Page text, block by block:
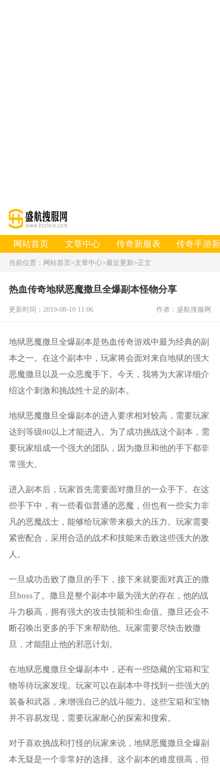
网站首页 文章中心 传奇新服表 传奇手游
当前位置： 网站首页>文章中心>最近更新>正文
热血传奇地狱恶魔撒旦全爆副本怪物分享
更新时间：2019-08-10 11:06 作者：盛航搜服网
地狱恶魔撒旦全爆副本是热血传奇游戏中最为经典的副
本之一。在这个副本中，玩家将会面对来自地狱的强大
恶魔撒旦以及一众恶魔手下。今天，我将为大家详细介
绍这个刺激和挑战性十足的副本。
地狱恶魔撒旦全爆副本的进入要求相对较高，需要玩家
达到等级80以上才能进入。为了成功挑战这个副本，需
要玩家组成一个强大的团队，因为撒旦和他的手下都非
常强大。
进入副本后，玩家首先需要面对撒旦的一众手下。在这
些手下中，有一些看似普通的恶魔，但也有一些实力非
凡的恶魔战士，能够给玩家带来极大的压力。玩家需要
紧密配合，采用合适的战术和技能来击败这些强大的敌
人。
一旦成功击败了撒旦的手下，接下来就要面对真正的撒
旦boss了。撒旦是整个副本中最为强大的存在，他的战
斗力极高，拥有强大的攻击技能和生命值。撒旦还会不
断召唤出更多的手下来帮助他。玩家需要尽快击败撒
旦，才能阻止他的邪恶计划。
在地狱恶魔撒旦全爆副本中，还有一些隐藏的宝箱和宝
物等待玩家发现。玩家可以在副本中寻找到一些强大的
装备和武器，来增强自己的战斗能力。这些宝箱和宝物
并不容易发现，需要玩家耐心的探索和搜索。
对于喜欢挑战和打怪的玩家来说，地狱恶魔撒旦全爆副
本无疑是一个非常好的选择。这个副本的难度很高，但